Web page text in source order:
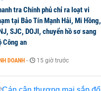
của Mỹ
tra Chính phủ chỉ ra loạt vi
tại Bảo Tín Mạnh Hải, Mi Hồng,
SJC, DOJI, chuyển hồ sơ sang
Công an
DOANH - 15 giờ trước